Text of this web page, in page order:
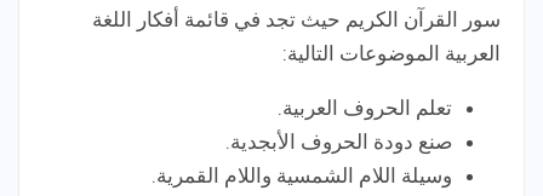
سور القرآن الكريم حيث تجد في قائمة أفكار اللغة
العربية الموضوعات التالية:
تعلم الحروف العربية.
صنع دودة الحروف الأبجدية.
وسيلة اللام الشمسية واللام القمرية.